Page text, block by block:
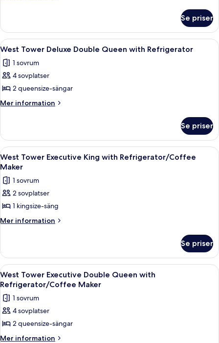
with
Refrigerator
Tower
Deluxe
King
Refrigerator
Se priser
Öppna
alla
foton
för
West
Tower
Queen
with
Refrigerator
Ett hotellrum med en stor säng, två
5
West Tower Deluxe Double Queen with Refrigerator
1 sovrum
4 sovplatser
2 queensize-sängar
Mer information
Mer
Tower
Deluxe
Double
Queen
Refrigerator
Se priser
Öppna
alla
foton
för
West
Tower
Executive
Refrigerator/Coffee
Maker
Ett hotellrum med en stor säng, ett
3
West Tower Executive King with Refrigerator/Coffee
Maker
1 sovrum
2 sovplatser
1 kingsize-säng
Mer information
Mer
Tower
Executive
King
with
Refrigerator/Coffee
Maker
Se priser
Öppna
alla
foton
för
West
Tower
Executive
Ett hotellrum med en stor säng, två
5
West Tower Executive Double Queen with
Refrigerator/Coffee Maker
1 sovrum
4 sovplatser
2 queensize-sängar
Mer information
Mer